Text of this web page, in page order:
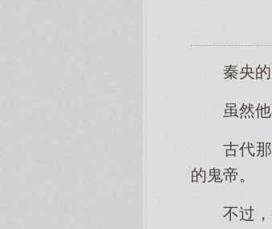
秦央
虽然
古代
的鬼帝。
不过